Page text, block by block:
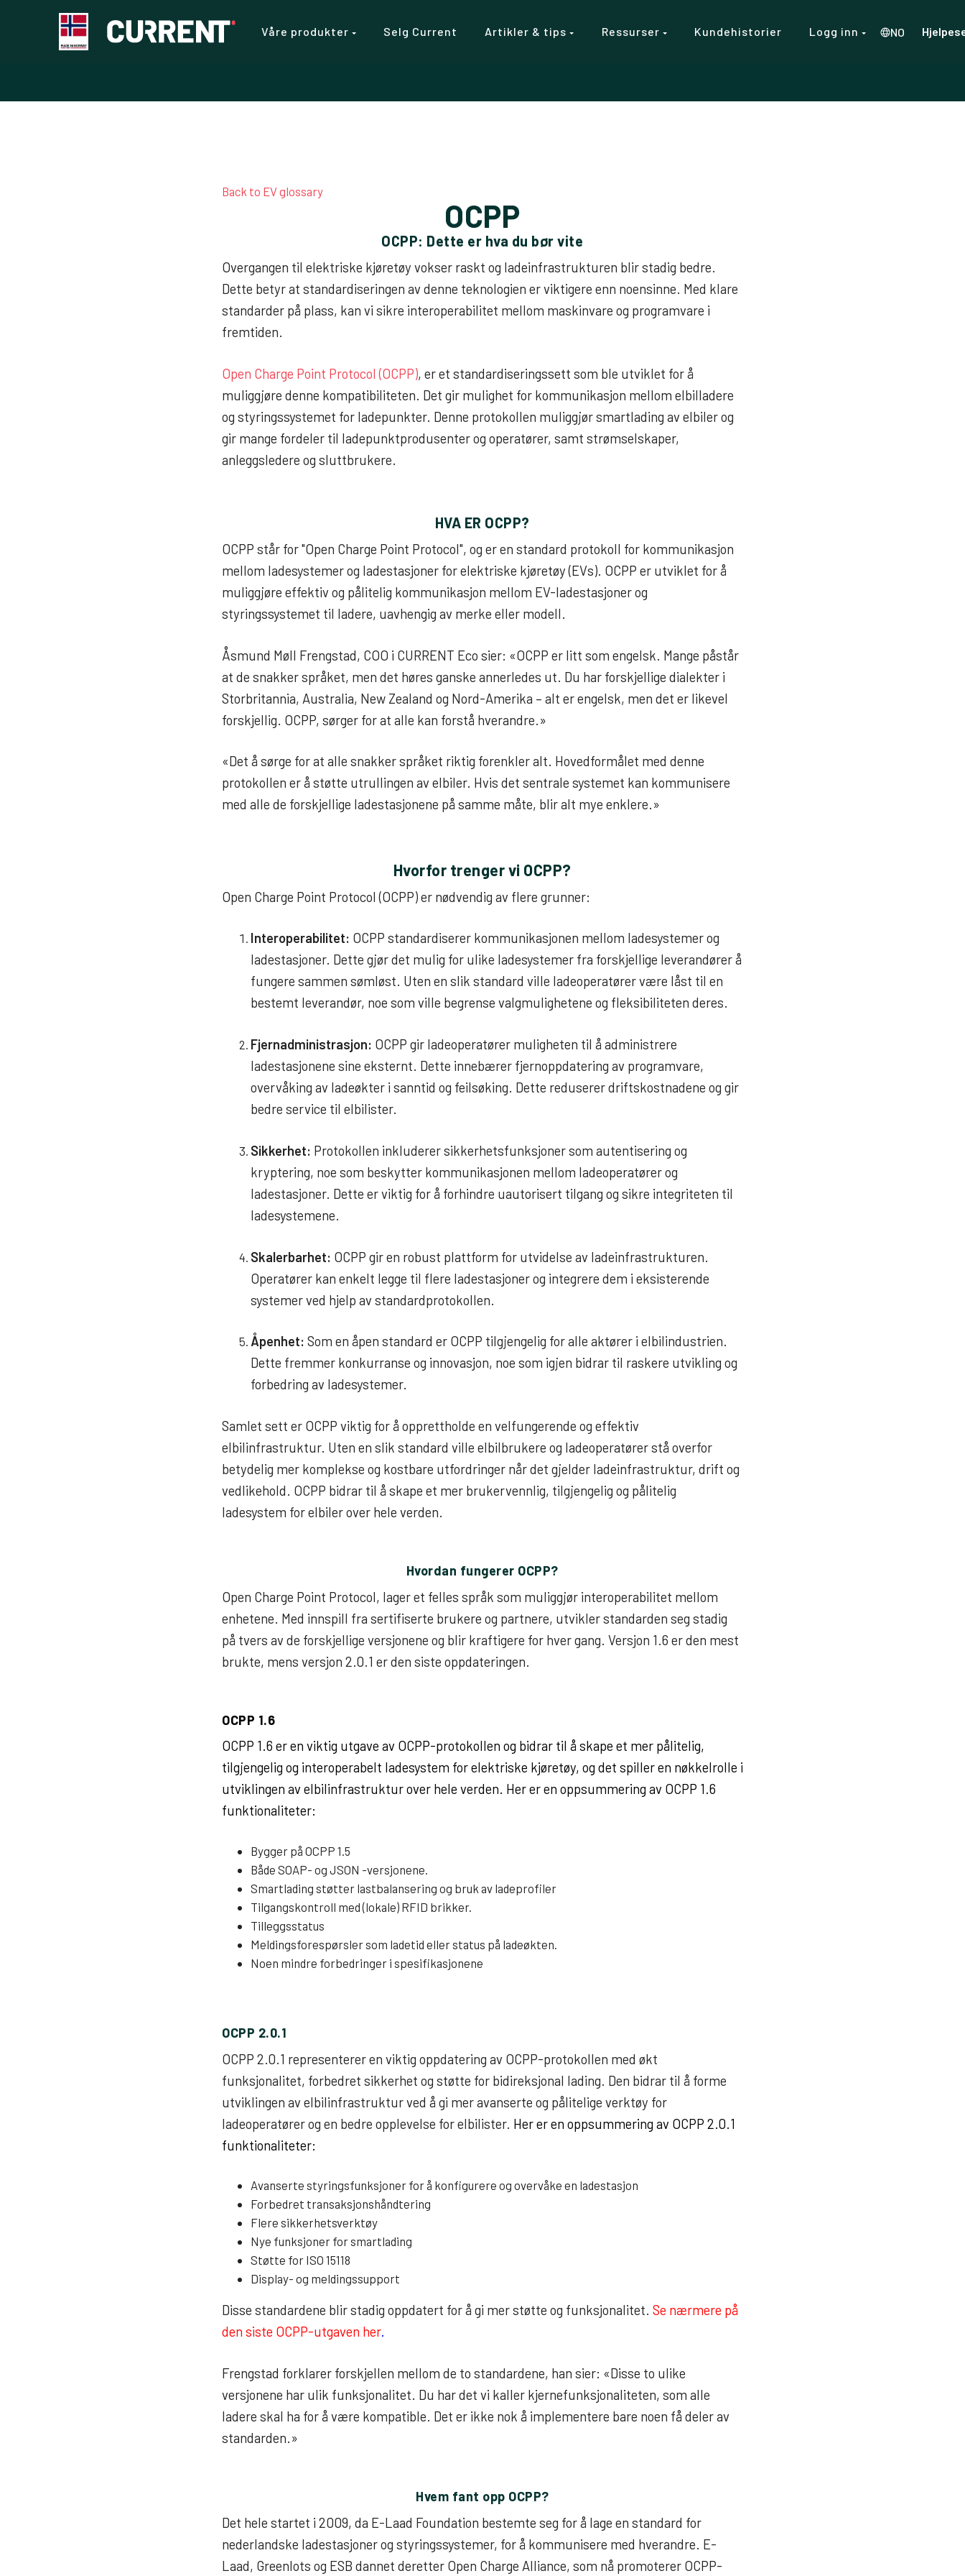
Våre produkter Selg Current Artikler & tips Ressurser Kundehistorier Logg inn NO
Back to EV glossary
OCPP
OCPP: Dette er hva du bør vite
Overgangen til elektriske kjøretøy vokser raskt og ladeinfrastrukturen blir stadig bedre.
Dette betyr at standardiseringen av denne teknologien er viktigere enn noensinne. Med klare
standarder på plass, kan vi sikre interoperabilitet mellom maskinvare og programvare i
fremtiden.
Open Charge Point Protocol (OCPP), er et standardiseringssett som ble utviklet for å
muliggjøre denne kompatibiliteten. Det gir mulighet for kommunikasjon mellom elbilladere
og styringssystemet for ladepunkter. Denne protokollen muliggjør smartlading av elbiler og
gir mange fordeler til ladepunktprodusenter og operatører, samt strømselskaper,
anleggsledere og sluttbrukere.
HVA ER OCPP?
OCPP står for "Open Charge Point Protocol", og er en standard protokoll for kommunikasjon
mellom ladesystemer og ladestasjoner for elektriske kjøretøy (EVs). OCPP er utviklet for å
muliggjøre effektiv og pålitelig kommunikasjon mellom EV-ladestasjoner og
styringssystemet til ladere, uavhengig av merke eller modell.
Åsmund Møll Frengstad, COO i CURRENT Eco sier: «OCPP er litt som engelsk. Mange påstår
at de snakker språket, men det høres ganske annerledes ut. Du har forskjellige dialekter i
Storbritannia, Australia, New Zealand og Nord-Amerika – alt er engelsk, men det er likevel
forskjellig. OCPP, sørger for at alle kan forstå hverandre.»
«Det å sørge for at alle snakker språket riktig forenkler alt. Hovedformålet med denne
protokollen er å støtte utrullingen av elbiler. Hvis det sentrale systemet kan kommunisere
med alle de forskjellige ladestasjonene på samme måte, blir alt mye enklere.»
Hvorfor trenger vi OCPP?
Open Charge Point Protocol (OCPP) er nødvendig av flere grunner:
Interoperabilitet: OCPP standardiserer kommunikasjonen mellom ladesystemer og
ladestasjoner. Dette gjør det mulig for ulike ladesystemer fra forskjellige leverandører å
fungere sammen sømløst. Uten en slik standard ville ladeoperatører være låst til en
bestemt leverandør, noe som ville begrense valgmulighetene og fleksibiliteten deres.
Fjernadministrasjon: OCPP gir ladeoperatører muligheten til å administrere
ladestasjonene sine eksternt. Dette innebærer fjernoppdatering av programvare,
overvåking av ladeøkter i sanntid og feilsøking. Dette reduserer driftskostnadene og gir
bedre service til elbilister.
Sikkerhet: Protokollen inkluderer sikkerhetsfunksjoner som autentisering og
kryptering, noe som beskytter kommunikasjonen mellom ladeoperatører og
ladestasjoner. Dette er viktig for å forhindre uautorisert tilgang og sikre integriteten til
ladesystemene.
Skalerbarhet: OCPP gir en robust plattform for utvidelse av ladeinfrastrukturen.
Operatører kan enkelt legge til flere ladestasjoner og integrere dem i eksisterende
systemer ved hjelp av standardprotokollen.
Åpenhet: Som en åpen standard er OCPP tilgjengelig for alle aktører i elbilindustrien.
Dette fremmer konkurranse og innovasjon, noe som igjen bidrar til raskere utvikling og
forbedring av ladesystemer.
Samlet sett er OCPP viktig for å opprettholde en velfungerende og effektiv
elbilinfrastruktur. Uten en slik standard ville elbilbrukere og ladeoperatører stå overfor
betydelig mer komplekse og kostbare utfordringer når det gjelder ladeinfrastruktur, drift og
vedlikehold. OCPP bidrar til å skape et mer brukervennlig, tilgjengelig og pålitelig
ladesystem for elbiler over hele verden.
Hvordan fungerer OCPP?
Open Charge Point Protocol, lager et felles språk som muliggjør interoperabilitet mellom
enhetene. Med innspill fra sertifiserte brukere og partnere, utvikler standarden seg stadig
på tvers av de forskjellige versjonene og blir kraftigere for hver gang. Versjon 1.6 er den mest
brukte, mens versjon 2.0.1 er den siste oppdateringen.
OCPP 1.6
OCPP 1.6 er en viktig utgave av OCPP-protokollen og bidrar til å skape et mer pålitelig,
tilgjengelig og interoperabelt ladesystem for elektriske kjøretøy, og det spiller en nøkkelrolle i
utviklingen av elbilinfrastruktur over hele verden. Her er en oppsummering av OCPP 1.6
funktionaliteter:
Bygger på OCPP 1.5
Både SOAP- og JSON -versjonene.
Smartlading støtter lastbalansering og bruk av ladeprofiler
Tilgangskontroll med (lokale) RFID brikker.
Tilleggsstatus
Meldingsforespørsler som ladetid eller status på ladeøkten.
Noen mindre forbedringer i spesifikasjonene
OCPP 2.0.1
OCPP 2.0.1 representerer en viktig oppdatering av OCPP-protokollen med økt
funksjonalitet, forbedret sikkerhet og støtte for bidireksjonal lading. Den bidrar til å forme
utviklingen av elbilinfrastruktur ved å gi mer avanserte og pålitelige verktøy for
ladeoperatører og en bedre opplevelse for elbilister. Her er en oppsummering av OCPP 2.0.1
funktionaliteter:
Avanserte styringsfunksjoner for å konfigurere og overvåke en ladestasjon
Forbedret transaksjonshåndtering
Flere sikkerhetsverktøy
Nye funksjoner for smartlading
Støtte for ISO 15118
Display- og meldingssupport
Disse standardene blir stadig oppdatert for å gi mer støtte og funksjonalitet. Se nærmere på
den siste OCPP-utgaven her.
Frengstad forklarer forskjellen mellom de to standardene, han sier: «Disse to ulike
versjonene har ulik funksjonalitet. Du har det vi kaller kjernefunksjonaliteten, som alle
ladere skal ha for å være kompatible. Det er ikke nok å implementere bare noen få deler av
standarden.»
Hvem fant opp OCPP?
Det hele startet i 2009, da E-Laad Foundation bestemte seg for å lage en standard for
nederlandske ladestasjoner og styringssystemer, for å kommunisere med hverandre. E-
Laad, Greenlots og ESB dannet deretter Open Charge Alliance, som nå promoterer OCPP-